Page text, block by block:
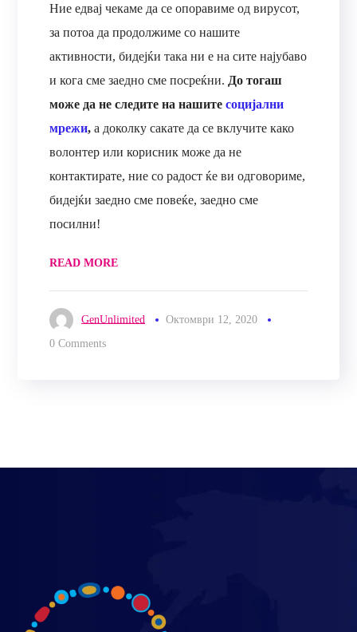
Ние едвај чекаме да се опоравиме од вирусот,
за потоа да продолжиме со нашите
активности, бидејќи така ни е на сите најубаво
и кога сме заедно сме посреќни. До тогаш
може да не следите на нашитесоцијални
мрежи, а доколку сакате да се вклучите како
волонтер или корисник може да не
контактирате, ние со радост ќе ви одговориме,
бидејќи заедно сме повеќе, заедно сме
посилни!
READ MORE
GenUnlimited
Октомври 12, 2020
0 Comments